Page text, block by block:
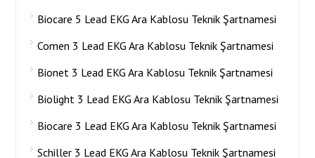
Biocare 5 Lead EKG Ara Kablosu Teknik Şartnamesi
Comen 3 Lead EKG Ara Kablosu Teknik Şartnamesi
Bionet 3 Lead EKG Ara Kablosu Teknik Şartnamesi
Biolight 3 Lead EKG Ara Kablosu Teknik Şartnamesi
Biocare 3 Lead EKG Ara Kablosu Teknik Şartnamesi
Schiller 3 Lead EKG Ara Kablosu Teknik Şartnamesi